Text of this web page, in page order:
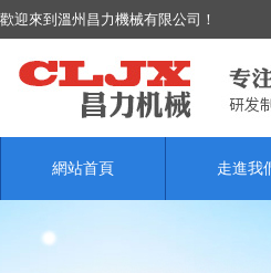
歡迎來到溫州昌力機械有限公司！
網站首頁 走進我